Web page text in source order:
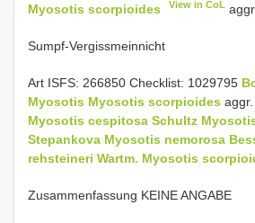
Myosotis scorpioides View in CoL aggr.
Sumpf-Vergissmeinnicht
Art ISFS: 266850 Checklist: 1029795
Myosotis Myosotis scorpioides
Myosotis cespitosa Schultz
Stepankova Myosotis nemorosa
rehsteineri Wartm. Myosotis
Zusammenfassung KEINE ANGABE